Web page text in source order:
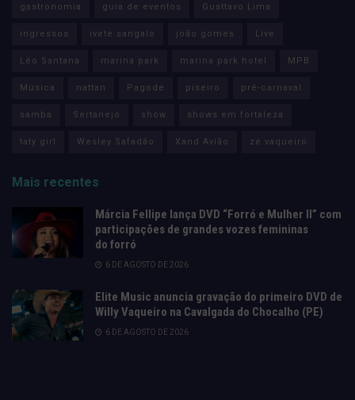
gastronomia guia de eventos Gusttavo Lima
ingressos ivete sangalo joão gomes Live
Léo Santana marina park marina park hotel MPB
Música nattan Pagode piseiro pré-carnaval
samba Sertanejo show shows em fortaleza
taty girl Wesley Safadão Xand Avião zé vaqueiro
Mais recentes
Márcia Fellipe lança DVD “Forró e Mulher II” com
participações de grandes vozes femininas
do forró
6 DE AGOSTO DE 2026
Elite Music anuncia gravação do primeiro DVD de
Willy Vaqueiro na Cavalgada do Chocalho (PE)
6 DE AGOSTO DE 2026